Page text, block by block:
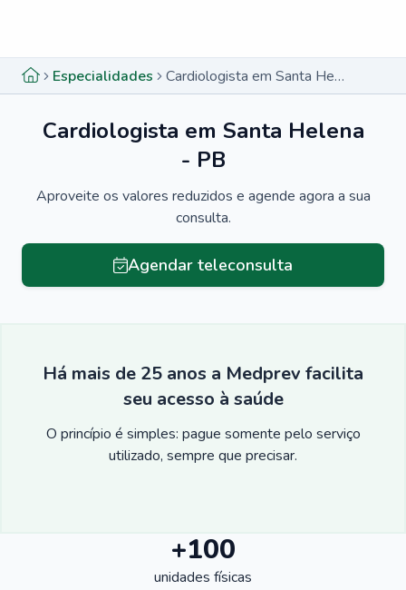
Especialidades Cardiologista em Santa Helena - PB
Cardiologista em Santa Helena
- PB
Aproveite os valores reduzidos e agende agora a sua
consulta.
Agendar teleconsulta
Há mais de 25 anos a Medprev facilita
seu acesso à saúde
O princípio é simples: pague somente pelo serviço
utilizado, sempre que precisar.
+100
unidades físicas